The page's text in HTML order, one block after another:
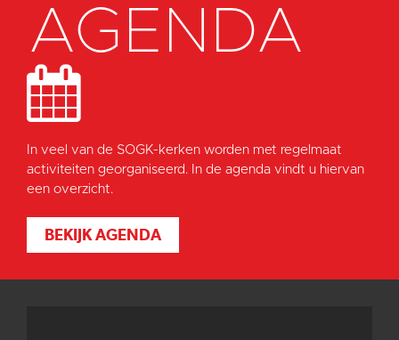
AGENDA
In veel van de SOGK-kerken worden met regelmaat
activiteiten georganiseerd. In de agenda vindt u hiervan
een overzicht.
BEKIJK AGENDA